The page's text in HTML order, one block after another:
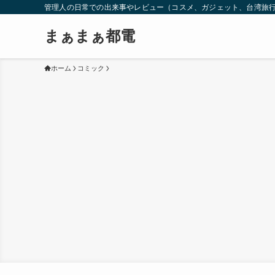
管理人の日常での出来事やレビュー（コスメ、ガジェット、台湾旅
まぁまぁ都電
ホーム コミック